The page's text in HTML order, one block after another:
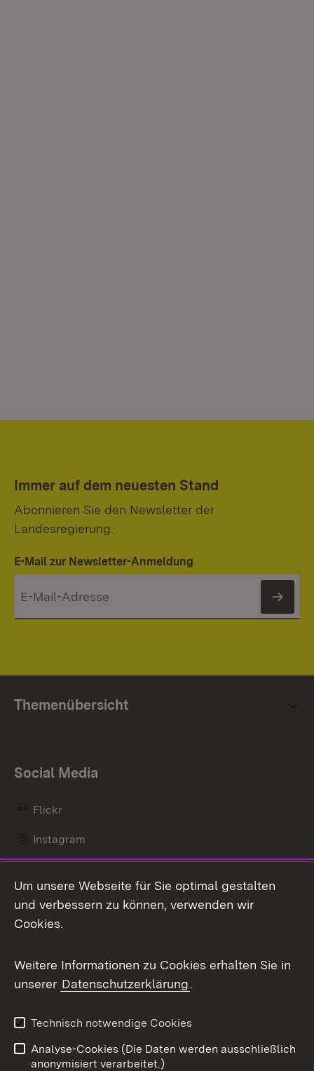
Immer auf dem neuesten Stand
Abonnieren Sie den Newsletter der
Landesregierung.
E-Mail zur Newsletter-Anmeldung
Themenübersicht
Social Media
Flickr
Instagram
Mastodon
Messenger
Social Wall
X / Twitter
Youtube
Um unsere Webseite für Sie optimal gestalten
und verbessern zu können, verwenden wir
Cookies.
Weitere Informationen zu Cookies erhalten Sie in
unserer Datenschutzerklärung.
Technisch notwendige Cookies
Analyse-Cookies (Die Daten werden ausschließlich
anonymisiert verarbeitet.)